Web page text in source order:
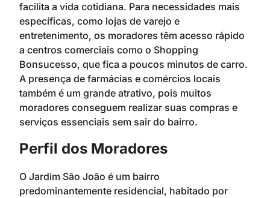
facilita a vida cotidiana. Para necessidades mais
específicas, como lojas de varejo e
entretenimento, os moradores têm acesso rápido
a centros comerciais como o Shopping
Bonsucesso, que fica a poucos minutos de carro.
A presença de farmácias e comércios locais
também é um grande atrativo, pois muitos
moradores conseguem realizar suas compras e
serviços essenciais sem sair do bairro.
Perfil dos Moradores
O Jardim São João é um bairro
predominantemente residencial, habitado por